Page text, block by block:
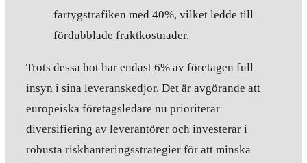
fartygstrafiken med 40%, vilket ledde till
fördubblade fraktkostnader.
Trots dessa hot har endast 6% av företagen full
insyn i sina leveranskedjor. Det är avgörande att
europeiska företagsledare nu prioriterar
diversifiering av leverantörer och investerar i
robusta riskhanteringsstrategier för att minska